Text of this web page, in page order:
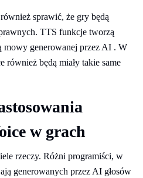
sprawić, że gry będą
TTS funkcje tworzą
mowy generowanej przez AI . W
również będą miały takie same
w grach
rzeczy. Różni programiści, w
generowanych przez AI głosów